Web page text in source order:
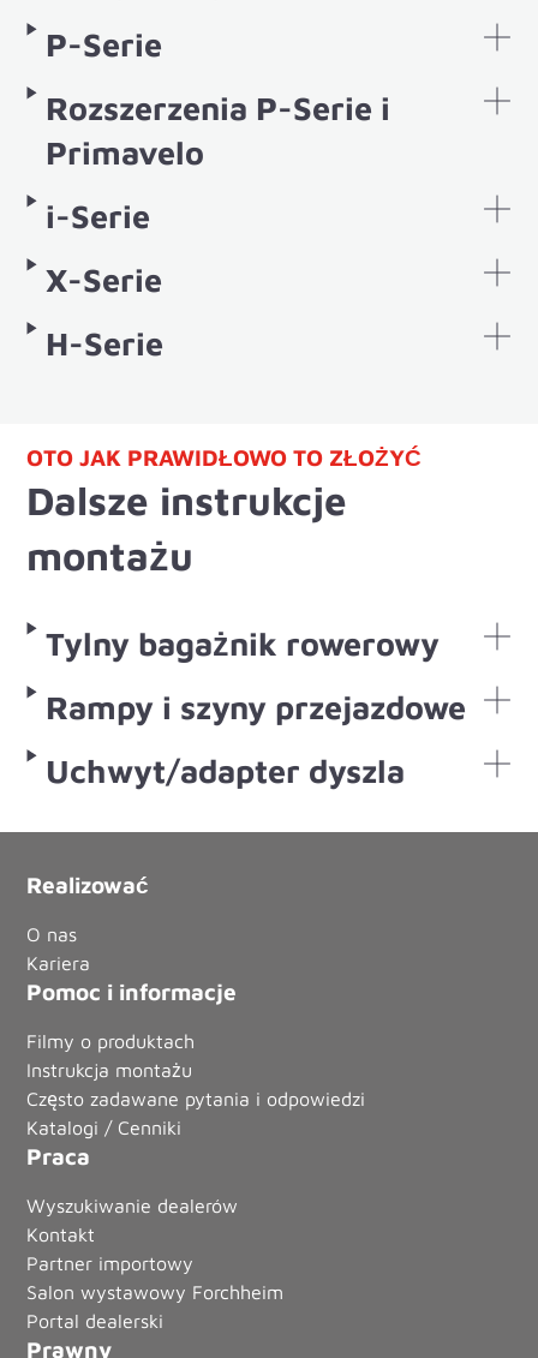
P-Serie
Rozszerzenia P-Serie i
Primavelo
i-Serie
X-Serie
H-Serie
OTO JAK PRAWIDŁOWO TO ZŁOŻYĆ
Dalsze instrukcje
montażu
Tylny bagażnik rowerowy
Rampy i szyny przejazdowe
Uchwyt/adapter dyszla
Realizować
O nas
Kariera
Pomoc i informacje
Filmy o produktach
Instrukcja montażu
Często zadawane pytania i odpowiedzi
Katalogi / Cenniki
Praca
Wyszukiwanie dealerów
Kontakt
Partner importowy
Salon wystawowy Forchheim
Portal dealerski
Prawny